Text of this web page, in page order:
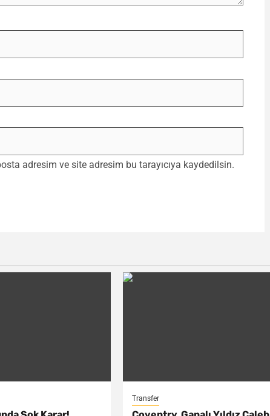
adresim ve site adresim bu tarayıcıya kaydedilsin.
Transfer